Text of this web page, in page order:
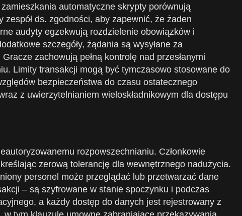
automatyczne skrypty porównują
ds. zgodności, aby zapewnić, że żaden
audyty egzekwują rozdzielenie obowiązków i
szczegóły, żądania są wysyłane za
zachowują pełną kontrolę nad przesłanymi
Limity transakcji mogą być tymczasowo stosowane do
bezpieczeństwa do czasu ostatecznego
z uwierzytelnianiem wieloskładnikowym dla dostępu
rozpowszechnianiu. Członkowie
zerową tolerancję dla wewnętrznego nadużycia.
personel może przeglądać lub przetwarzać dane
– są szyfrowane w stanie spoczynku i podczas
a każdy dostęp do danych jest rejestrowany z